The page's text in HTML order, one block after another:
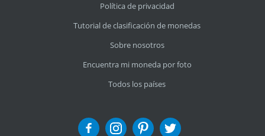
Política de privacidad
Tutorial de clasificación de monedas
Sobre nosotros
Encuentra mi moneda por foto
Todos los países